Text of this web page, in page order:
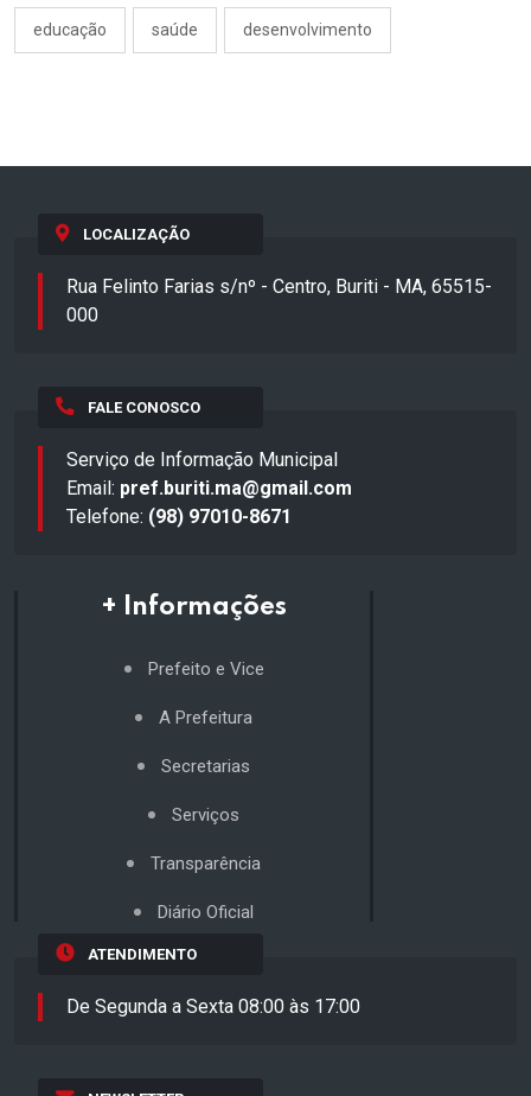
educação saúde desenvolvimento
LOCALIZAÇÃO
Rua Felinto Farias s/nº - Centro, Buriti - MA, 65515-
000
FALE CONOSCO
Serviço de Informação Municipal
Email: pref.buriti.ma@gmail.com
Telefone: (98) 97010-8671
+ Informações
Prefeito e Vice
A Prefeitura
Secretarias
Serviços
Transparência
Diário Oficial
ATENDIMENTO
De Segunda a Sexta 08:00 às 17:00